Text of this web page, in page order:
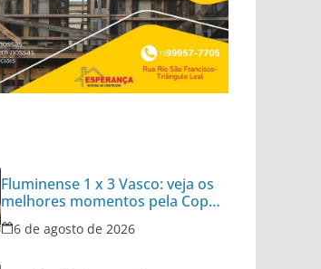
Fluminense 1 x 3 Vasco: veja os
melhores momentos pela Copa
do Brasil
6 de agosto de 2026